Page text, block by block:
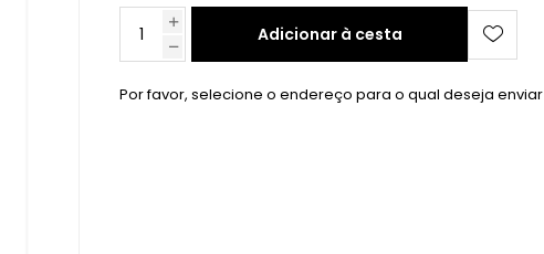
Adicionar à cesta
Por favor, selecione o endereço para o qual deseja enviar